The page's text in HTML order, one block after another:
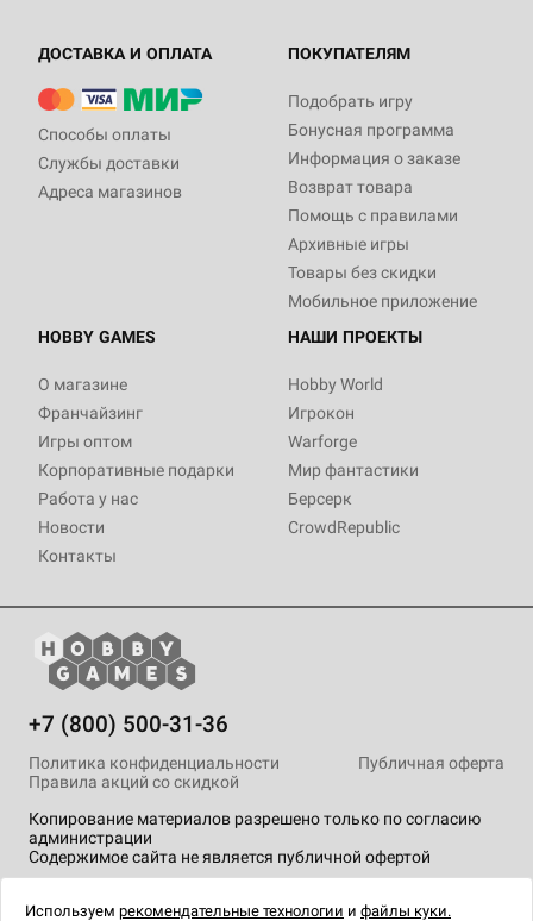
ДОСТАВКА И ОПЛАТА
Способы оплаты
Службы доставки
Адреса магазинов
ПОКУПАТЕЛЯМ
Подобрать игру
Бонусная программа
Информация о заказе
Возврат товара
Помощь с правилами
Архивные игры
Товары без скидки
Мобильное приложение
HOBBY GAMES
О магазине
Франчайзинг
Игры оптом
Корпоративные подарки
Работа у нас
Новости
Контакты
НАШИ ПРОЕКТЫ
Hobby World
Игрокон
Warforge
Мир фантастики
Берсерк
CrowdRepublic
+7 (800) 500-31-36
Копирование материалов разрешено только по согласию
администрации
Содержимое сайта не является публичной офертой
Политика конфиденциальности
Публичная оферта
Правила акций со скидкой
технологии.
Используем рекомендательные технологии и файлы куки.